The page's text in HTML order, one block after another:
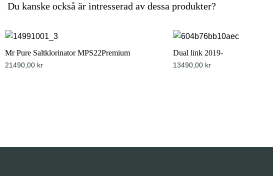
Du kanske också är intresserad av dessa produkter?
Mr Pure Saltklorinator MPS22Premium
21490,00 kr
Dual link 2019-
13490,00 kr